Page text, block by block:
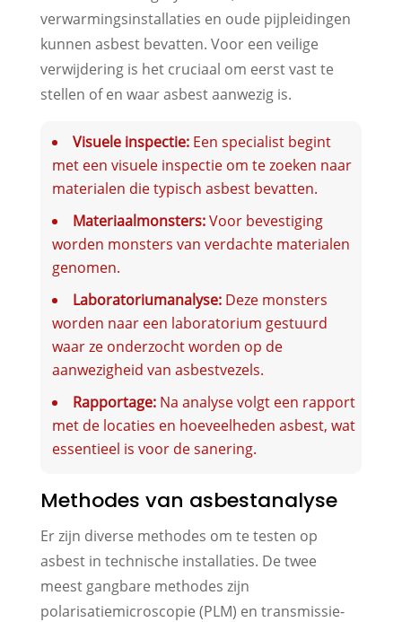
verwarmingsinstallaties en oude pijpleidingen
kunnen asbest bevatten. Voor een veilige
verwijdering is het cruciaal om eerst vast te
stellen of en waar asbest aanwezig is.
Visuele inspectie:Een specialist begint
met een visuele inspectie om te zoeken naar
materialen die typisch asbest bevatten.
Materiaalmonsters:Voor bevestiging
worden monsters van verdachte materialen
genomen.
Laboratoriumanalyse:Deze monsters
worden naar een laboratorium gestuurd
waar ze onderzocht worden op de
aanwezigheid van asbestvezels.
Rapportage:Na analyse volgt een rapport
met de locaties en hoeveelheden asbest, wat
essentieel is voor de sanering.
Methodes van asbestanalyse
Er zijn diverse methodes om te testen op
asbest in technische installaties. De twee
meest gangbare methodes zijn
polarisatiemicroscopie (PLM) en transmissie-